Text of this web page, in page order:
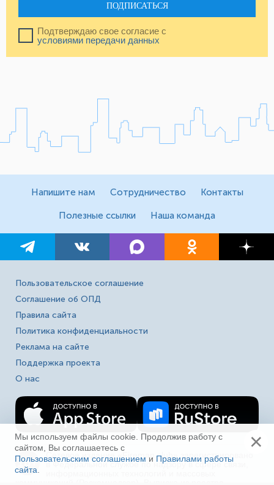
ПОДПИСАТЬСЯ
Подтверждаю свое согласие с
условиями передачи данных
Напишите нам Сотрудничество Контакты
Полезные ссылки Наша команда
Пользовательское соглашение
Соглашение об ОПД
Правила сайта
Политика конфиденциальности
Реклама на сайте
Поддержка проекта
О нас
16+
Сетевое издание «Fireman.club» зарегистрировано
в Федеральной службе по надзору в сфере связи,
Мы используем файлы cookie. Продолжив работу с
сайтом, Вы соглашаетесь с
Пользовательским соглашением и Правилами работы
сайта
×